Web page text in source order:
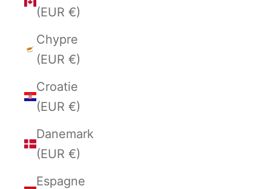
(EUR €)
Chypre
(EUR €)
Croatie
(EUR €)
Danemark
(EUR €)
Espagne